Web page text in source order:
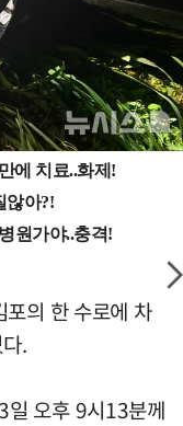
의 한 수로에 차
.
일 오후 9시13분께